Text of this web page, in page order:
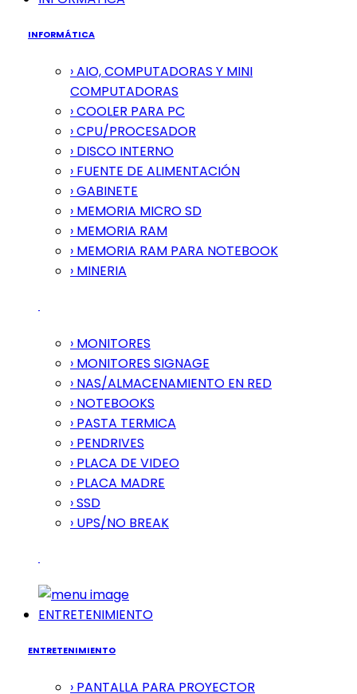
INFORMÁTICA
› AIO, COMPUTADORAS Y MINI
COMPUTADORAS
› COOLER PARA PC
› CPU/PROCESADOR
› DISCO INTERNO
› FUENTE DE ALIMENTACIÓN
› GABINETE
› MEMORIA MICRO SD
› MEMORIA RAM
› MEMORIA RAM PARA NOTEBOOK
› MINERIA
› MONITORES
› MONITORES SIGNAGE
› NAS/ALMACENAMIENTO EN RED
› NOTEBOOKS
› PASTA TERMICA
› PENDRIVES
› PLACA DE VIDEO
› PLACA MADRE
› SSD
› UPS/NO BREAK
ENTRETENIMIENTO
ENTRETENIMIENTO
› PANTALLA PARA PROYECTOR